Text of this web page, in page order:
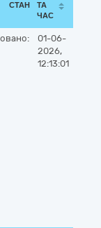
СТАН
ТА
ЧАС
01-06-
2026,
12:13:01